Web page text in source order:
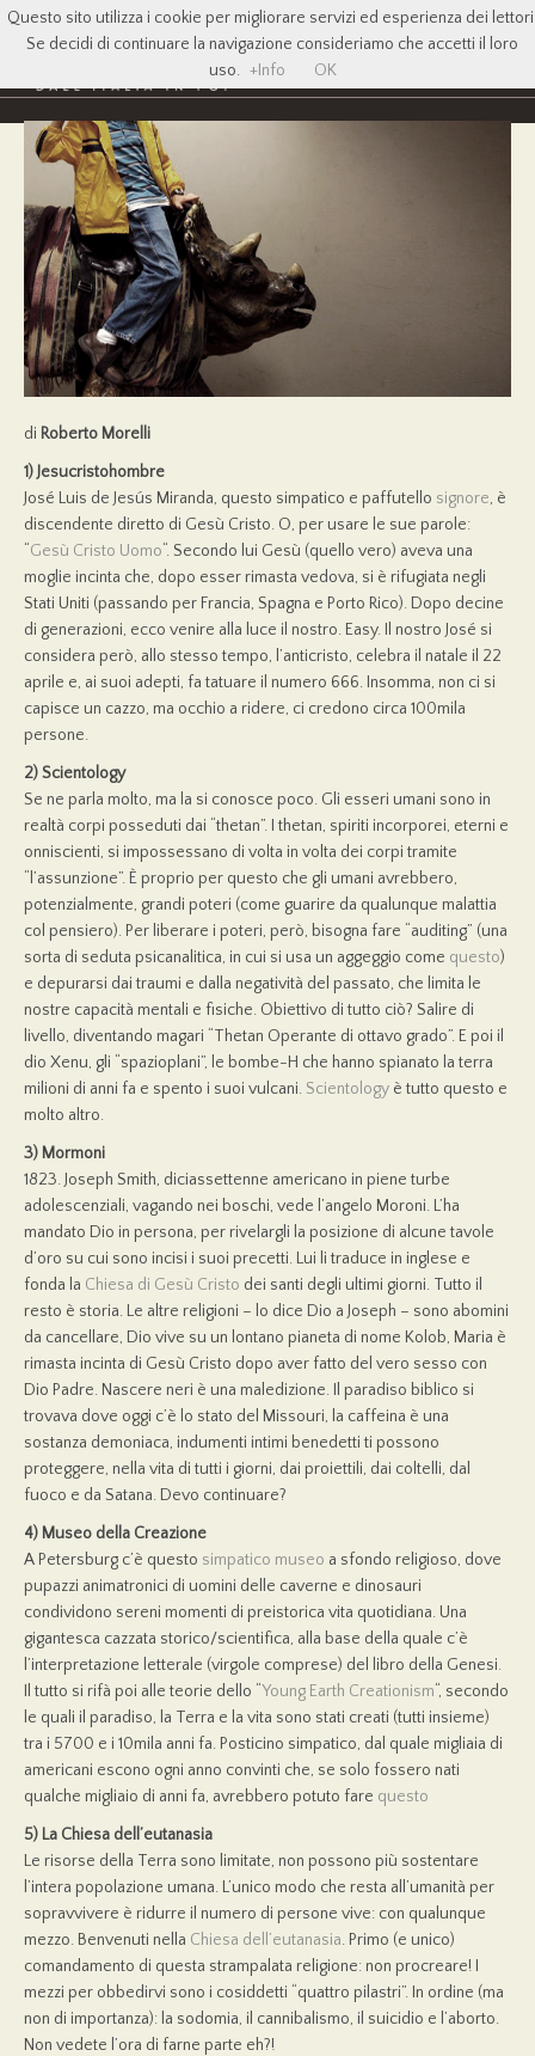
di Roberto Morelli
1) Jesucristohombre
José Luis de Jesús Miranda, questo simpatico e paffutello signore, è
discendente diretto di Gesù Cristo. O, per usare le sue parole:
“Gesù Cristo Uomo“. Secondo lui Gesù (quello vero) aveva una
moglie incinta che, dopo esser rimasta vedova, si è rifugiata negli
Stati Uniti (passando per Francia, Spagna e Porto Rico). Dopo decine
di generazioni, ecco venire alla luce il nostro. Easy. Il nostro José si
considera però, allo stesso tempo, l’anticristo, celebra il natale il 22
aprile e, ai suoi adepti, fa tatuare il numero 666. Insomma, non ci si
capisce un cazzo, ma occhio a ridere, ci credono circa 100mila
persone.
2) Scientology
Se ne parla molto, ma la si conosce poco. Gli esseri umani sono in
realtà corpi posseduti dai “thetan”. I thetan, spiriti incorporei, eterni e
onniscienti, si impossessano di volta in volta dei corpi tramite
“l’assunzione”. È proprio per questo che gli umani avrebbero,
potenzialmente, grandi poteri (come guarire da qualunque malattia
col pensiero). Per liberare i poteri, però, bisogna fare “auditing” (una
sorta di seduta psicanalitica, in cui si usa un aggeggio come questo)
e depurarsi dai traumi e dalla negatività del passato, che limita le
nostre capacità mentali e fisiche. Obiettivo di tutto ciò? Salire di
livello, diventando magari “Thetan Operante di ottavo grado”. E poi il
dio Xenu, gli “spazioplani”, le bombe-H che hanno spianato la terra
milioni di anni fa e spento i suoi vulcani. Scientology è tutto questo e
molto altro.
3) Mormoni
1823. Joseph Smith, diciassettenne americano in piene turbe
adolescenziali, vagando nei boschi, vede l’angelo Moroni. L’ha
mandato Dio in persona, per rivelargli la posizione di alcune tavole
d’oro su cui sono incisi i suoi precetti. Lui li traduce in inglese e
fonda la Chiesa di Gesù Cristo dei santi degli ultimi giorni. Tutto il
resto è storia. Le altre religioni – lo dice Dio a Joseph – sono abomini
da cancellare, Dio vive su un lontano pianeta di nome Kolob, Maria è
rimasta incinta di Gesù Cristo dopo aver fatto del vero sesso con
Dio Padre. Nascere neri è una maledizione. Il paradiso biblico si
trovava dove oggi c’è lo stato del Missouri, la caffeina è una
sostanza demoniaca, indumenti intimi benedetti ti possono
proteggere, nella vita di tutti i giorni, dai proiettili, dai coltelli, dal
fuoco e da Satana. Devo continuare?
4) Museo della Creazione
A Petersburg c’è questo simpatico museo a sfondo religioso, dove
pupazzi animatronici di uomini delle caverne e dinosauri
condividono sereni momenti di preistorica vita quotidiana. Una
gigantesca cazzata storico/scientifica, alla base della quale c’è
l’interpretazione letterale (virgole comprese) del libro della Genesi.
Il tutto si rifà poi alle teorie dello “Young Earth Creationism“, secondo
le quali il paradiso, la Terra e la vita sono stati creati (tutti insieme)
tra i 5700 e i 10mila anni fa. Posticino simpatico, dal quale migliaia di
americani escono ogni anno convinti che, se solo fossero nati
qualche migliaio di anni fa, avrebbero potuto fare questo
5) La Chiesa dell’eutanasia
Le risorse della Terra sono limitate, non possono più sostentare
l’intera popolazione umana. L’unico modo che resta all’umanità per
sopravvivere è ridurre il numero di persone vive: con qualunque
mezzo. Benvenuti nella Chiesa dell’eutanasia. Primo (e unico)
comandamento di questa strampalata religione: non procreare! I
mezzi per obbedirvi sono i cosiddetti “quattro pilastri”. In ordine (ma
non di importanza): la sodomia, il cannibalismo, il suicidio e l’aborto.
Non vedete l’ora di farne parte eh?!
Questo sito utilizza i cookie per migliorare servizi ed esperienza dei
Se decidi di continuare la navigazione consideriamo che accetti il loro
uso. +Info OK